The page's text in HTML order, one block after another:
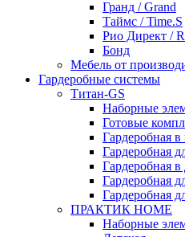
Гранд / Grand
Таймс / Time.S
Рио Директ /
Бонд
Мебель от
Гардеробные системы
Титан-GS
Наборные
Готовые
Гардеробная
Гардеробная
Гардеробная
Гардеробная
Гардеробная
ПРАКТИК HOME
Наборные